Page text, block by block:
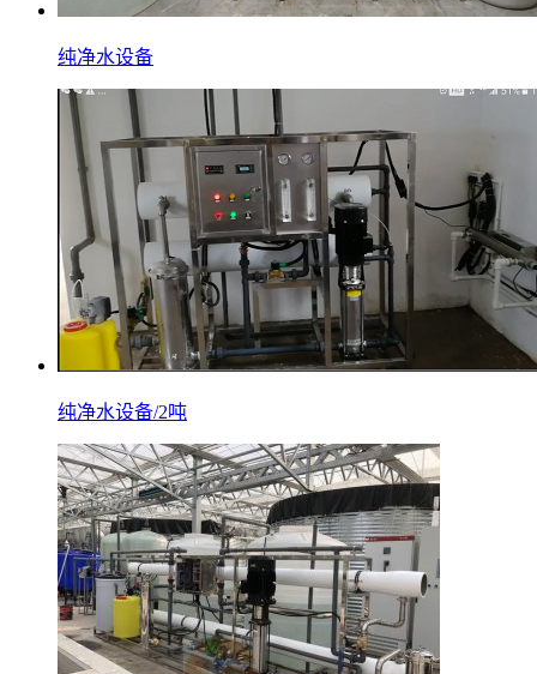
纯净水设备
纯净水设备/2吨